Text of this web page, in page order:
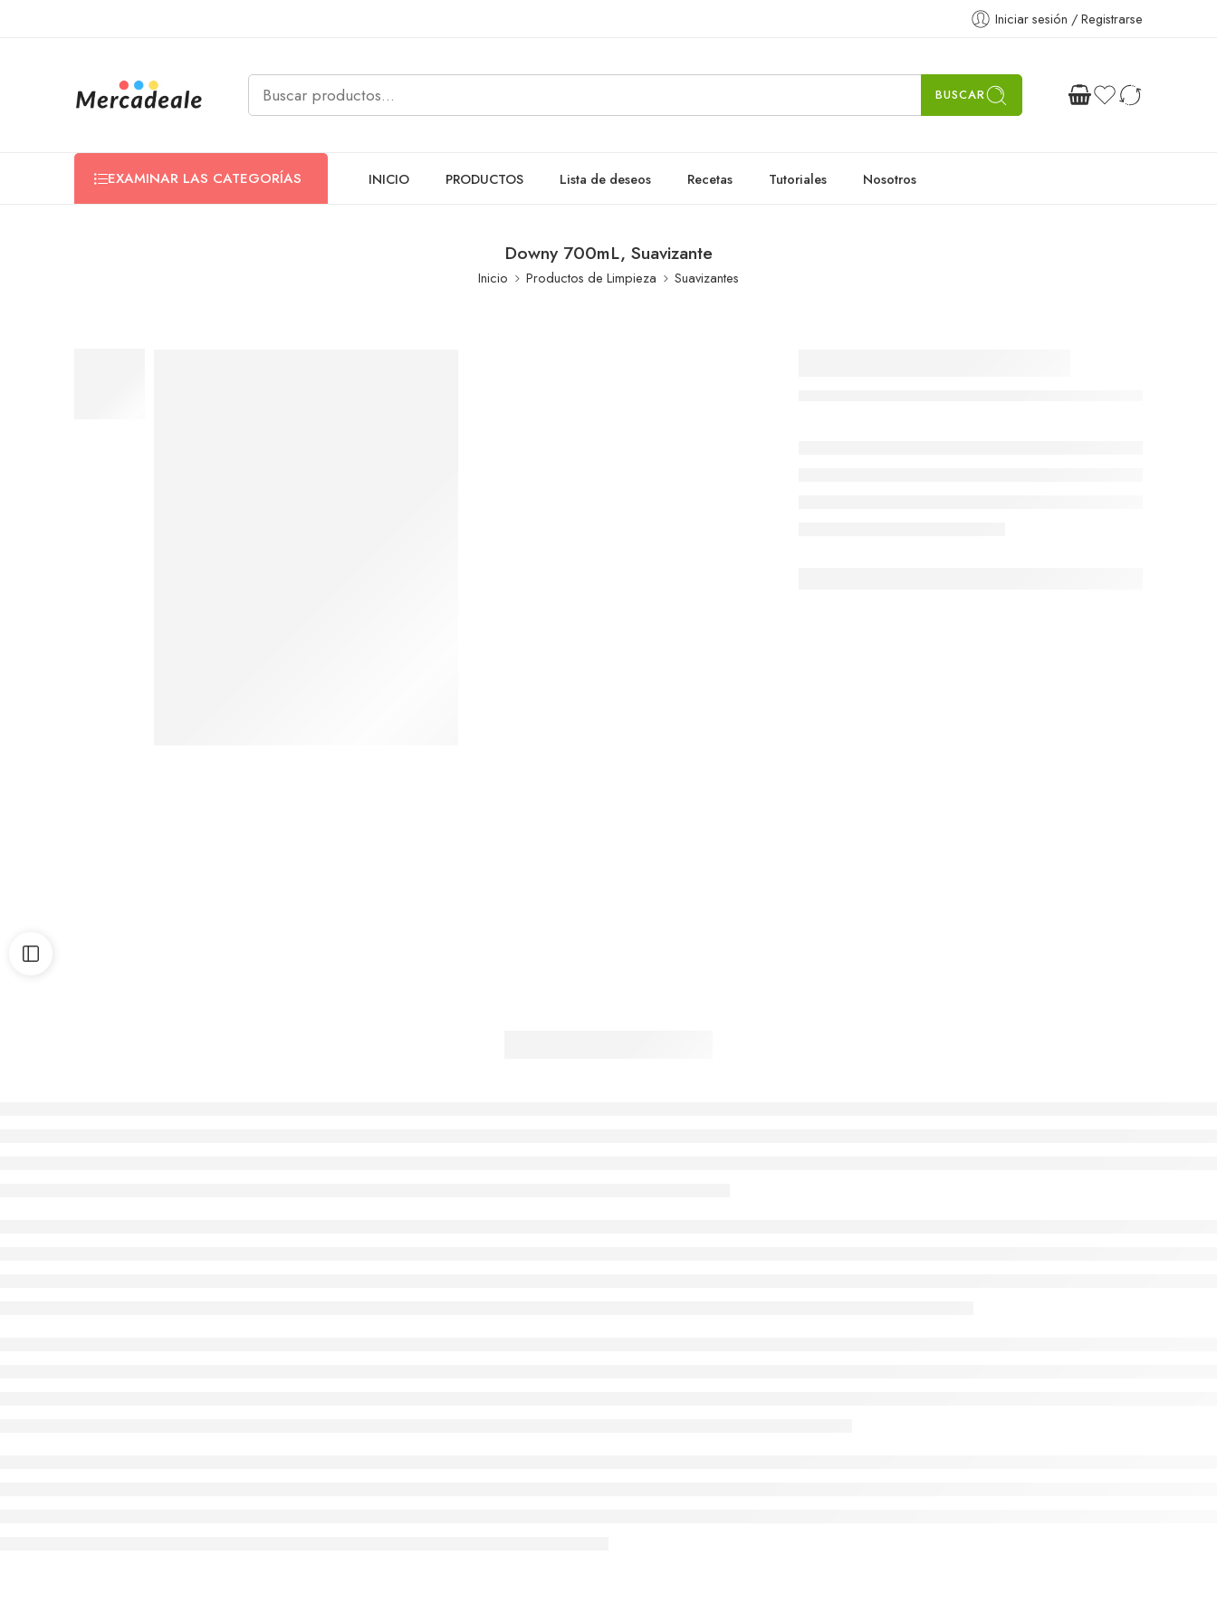
Iniciar sesión / Registrarse
BUSCAR
EXAMINAR LAS CATEGORÍAS INICIO PRODUCTOS Lista de deseos Recetas Tutoriales Nosotros
Downy 700mL, Suavizante
Inicio Productos de Limpieza Suavizantes